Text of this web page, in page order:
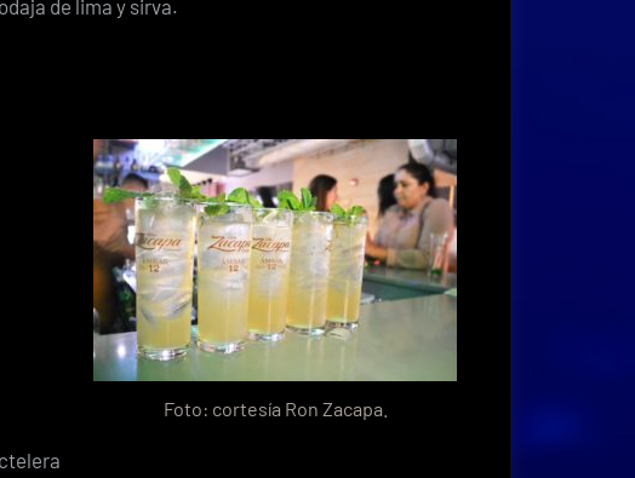
de lima y sirva.
Foto: cortesía Ron Zacapa.